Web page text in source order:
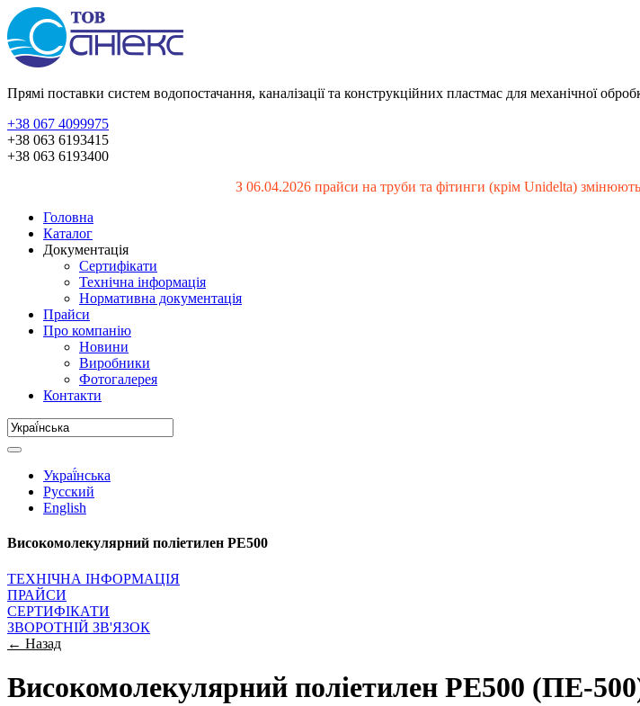
Прямі поставки систем водопостачання, каналізації та конструкційних пластмас для механічної
+38 067 4099975
+38 063 6193415
+38 063 6193400
З 06.04.2026 прайси на труби та фітинги (крім Unidelta)
Головна
Каталог
Документація
Сертифікати
Технічна інформація
Нормативна документація
Прайси
Про компанію
Новини
Виробники
Фотогалерея
Контакти
Украї́нська
Русский
English
Високомолекулярний поліетилен PE500
ТЕХНІЧНА ІНФОРМАЦІЯ
ПРАЙСИ
СЕРТИФІКАТИ
ЗВОРОТНІЙ ЗВ'ЯЗОК
← Назад
Високомолекулярний поліетилен PE500 (ПЕ-